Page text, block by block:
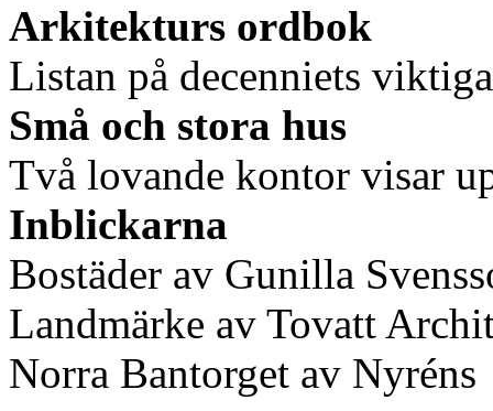
Arkitekturs ordbok
Listan på decenniets
Små och stora hus
Två lovande kontor visar
Inblickarna
Bostäder av Gunilla
Landmärke av Tovatt
Norra Bantorget av Nyréns